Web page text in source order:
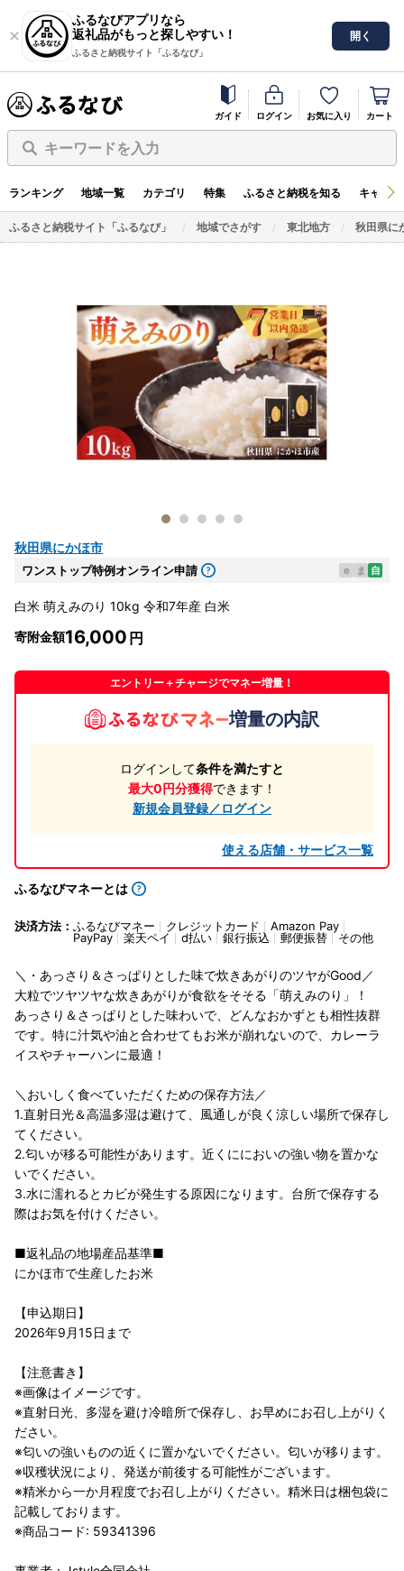
ふるなびアプリなら
返礼品がもっと探しやすい！
ふるさと納税サイト「ふるなび」
開く
ガイド ログイン お気に入り カート
キーワードを入力
ランキング 地域一覧 カテゴリ 特集 ふるさと納税を知る キャン
ふるさと納税サイト「ふるなび」 地域でさがす 東北地方 秋田県に
秋田県にかほ市
ワンストップ特例オンライン申請 e ま 自
白米 萌えみのり 10kg 令和7年産 白米
寄附金額16,000
エントリー＋チャージでマネー増量！
増量の内訳
ログインして条件を満たすと
最大0円分獲得できます！
新規会員登録／ログイン
使える店舗・サービス一覧
ふるなびマネーとは
決済方法： ふるなびマネー クレジットカード
Amazon Pay
PayPay
楽天ペイ d払い 銀行振込 郵便振替 その他
＼・あっさり＆さっぱりとした味で炊きあがりのツヤがGood／
大粒でツヤツヤな炊きあがりが食欲をそそる「萌えみのり」！
あっさり＆さっぱりとした味わいで、どんなおかずとも相性抜群
です。特に汁気や油と合わせてもお米が崩れないので、カレーラ
イスやチャーハンに最適！
＼おいしく食べていただくための保存方法／
1.直射日光＆高温多湿は避けて、風通しが良く涼しい場所で保存し
てください。
2.匂いが移る可能性があります。近くににおいの強い物を置かな
いでください。
3.水に濡れるとカビが発生する原因になります。台所で保存する
際はお気を付けください。
■返礼品の地場産品基準■
にかほ市で生産したお米
【申込期日】
2026年9月15日まで
【注意書き】
※画像はイメージです。
※直射日光、多湿を避け冷暗所で保存し、お早めにお召し上がりく
ださい。
※匂いの強いものの近くに置かないでください。匂いが移ります。
※収穫状況により、発送が前後する可能性がございます。
※精米から一か月程度でお召し上がりください。精米日は梱包袋に
記載しております。
※商品コード: 59341396